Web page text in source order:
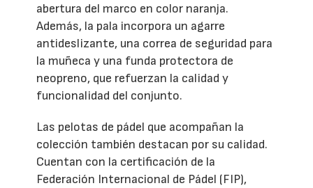
abertura del marco en color naranja.
Además, la pala incorpora un agarre
antideslizante, una correa de seguridad para
la muñeca y una funda protectora de
neopreno, que refuerzan la calidad y
funcionalidad del conjunto.
Las pelotas de pádel que acompañan la
colección también destacan por su calidad.
Cuentan con la certificación de la
Federación Internacional de Pádel (FIP),